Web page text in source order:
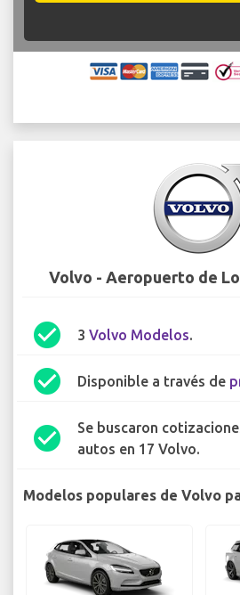
Volvo - Aeropuerto de
check_circle 3 Volvo Modelos.
check_circle Disponible a través de
check_circle
Se buscaron
autos en 17 Volvo.
Modelos populares de Volvo